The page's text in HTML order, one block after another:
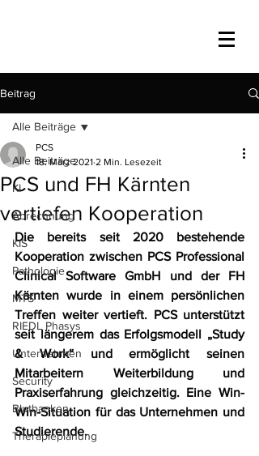
Beitrag
Alle Beiträge
KI
Abrechnung
KIS
Pathologie
MTS
RIEDL Phasys
Unternehmen
Security
Blutbanken
Therapieplanung
Alle Beiträge
PCS und FH Kärnten
vertiefen Kooperation
PCS
18. März 2021 2 Min. Lesezeit
Die bereits seit 2020 bestehende
Kooperation zwischen PCS Professional
Clinical Software GmbH und der FH
Kärnten wurde in einem persönlichen
Treffen weiter vertieft. PCS unterstützt
seit längerem das Erfolgsmodell „Study
& Work“ und ermöglicht seinen
Mitarbeitern Weiterbildung und
Praxiserfahrung gleichzeitig. Eine Win-
Win-Situation für das Unternehmen und
Studierende.